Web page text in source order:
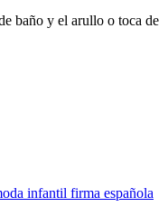
baño y el arullo o toca de